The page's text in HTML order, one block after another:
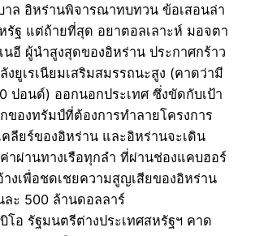
าล อิหร่านพิจารณาทบทวน ข้อเสอนล่า
รัฐ แต่ถ้ายที่สุด อยาตอลเลาะห์ มอจตา
นอี ผู้นำสูงสุดของอิหร่าน ประกาศกร้าว
งยูเรเนียมเสริมสมรรถนะสูง (คาดว่ามี
ปอนด์) ออกนอกประเทศ ซึ่งขัดกับเป้า
ของทรัมป์ที่ต้องการทำลายโครงการ
คลียร์ของอิหร่าน และอิหร่านจะเดิน
าผ่านทางเรือทุกลำ ที่ผ่านช่องแคบฮอร์
งเพื่อชดเชยความสูญเสียของอิหร่าน
ละ 500 ล้านดอลลาร์
โอ รัฐมนตรีต่างประเทศสหรัฐฯ คาด